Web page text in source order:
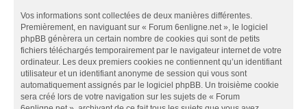
Vos informations sont collectées de deux manières différentes.
Premièrement, en naviguant sur « Forum 6enligne.net », le logiciel
phpBB génèrera un certain nombre de cookies qui sont de petits
fichiers téléchargés temporairement par le navigateur internet de votre
ordinateur. Les deux premiers cookies ne contiennent qu’un identifiant
utilisateur et un identifiant anonyme de session qui vous sont
automatiquement assignés par le logiciel phpBB. Un troisième cookie
sera créé lors de votre navigation sur les sujets de « Forum